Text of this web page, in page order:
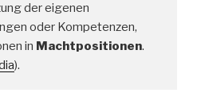
der eigenen
oder Kompetenzen,
in Machtpositionen.
).